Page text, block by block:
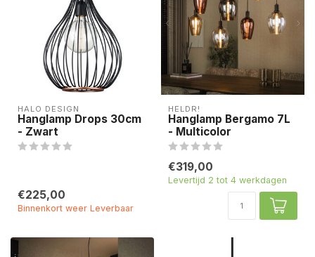
HALO DESIGN
Hanglamp Drops 30cm
- Zwart
€225,00
Binnenkort weer Leverbaar
HELDR!
Hanglamp Bergamo 7L
- Multicolor
€319,00
Levertijd 2 tot 4 werkdagen